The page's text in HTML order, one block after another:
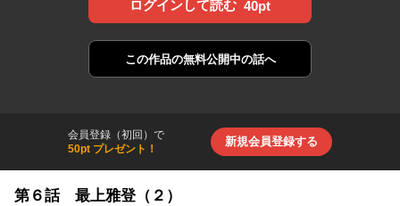
ログインして読む 40pt
この作品の無料公開中の話へ
会員登録（初回）で
50pt プレゼント！
新規会員登録する
第６話 最上雅登（２）